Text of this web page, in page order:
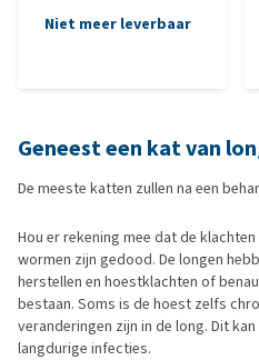
Niet meer leverbaar
Geneest een kat van
De meeste katten zullen na een
Hou er rekening mee dat de
wormen zijn gedood. De longen
herstellen en hoestklachten of
bestaan. Soms is de hoest zelfs
veranderingen zijn in de long. Dit
langdurige infecties.